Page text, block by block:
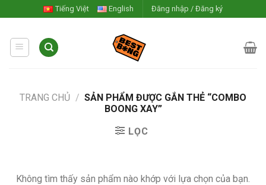
to
content
Tiếng Việt English Đăng nhập / Đăng ký
TRANG CHỦ / SẢN PHẨM ĐƯỢC GẮN THẺ “COMBO
BOONG XAY”
LỌC
Không tìm thấy sản phẩm nào khớp với lựa chọn của bạn.